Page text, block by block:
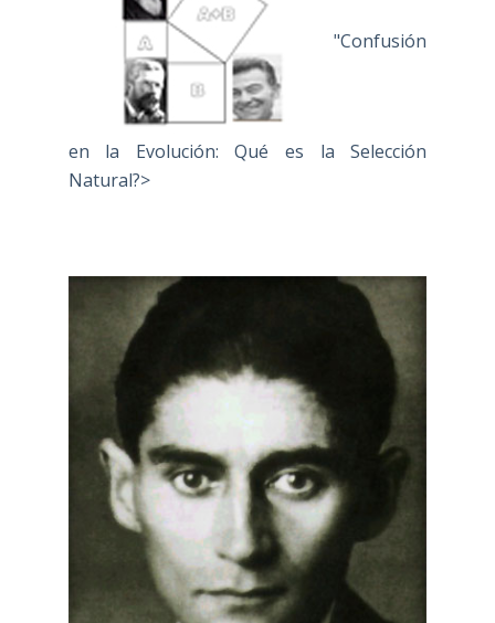
"Confusión
en la Evolución: Qué es la Selección
Natural?>